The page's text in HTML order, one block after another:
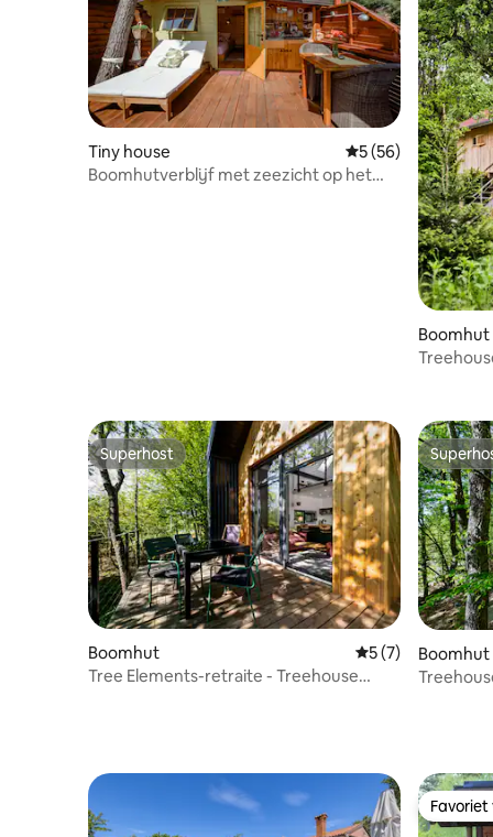
Tiny house Gemiddelde
5 (56)
Boomhutverblijf met zeezicht op het
Boomhut
Superhost
Superhost
Boomhut Gemiddelde
5 (7)
Tree Elements-retraite - Treehouse
Boomhut